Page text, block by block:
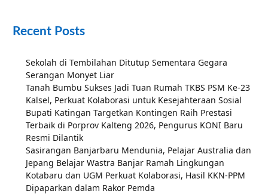
Recent Posts
Sekolah di Tembilahan Ditutup Sementara Gegara
Serangan Monyet Liar
Tanah Bumbu Sukses Jadi Tuan Rumah TKBS PSM Ke-23
Kalsel, Perkuat Kolaborasi untuk Kesejahteraan Sosial
Bupati Katingan Targetkan Kontingen Raih Prestasi
Terbaik di Porprov Kalteng 2026, Pengurus KONI Baru
Resmi Dilantik
Sasirangan Banjarbaru Mendunia, Pelajar Australia dan
Jepang Belajar Wastra Banjar Ramah Lingkungan
Kotabaru dan UGM Perkuat Kolaborasi, Hasil KKN-PPM
Dipaparkan dalam Rakor Pemda